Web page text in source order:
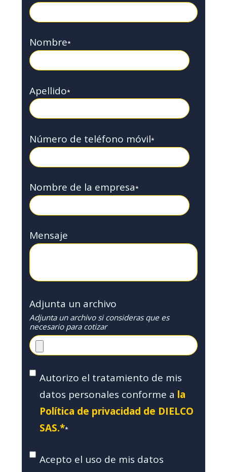
Nombre*
Apellido*
Número de teléfono móvil*
Nombre de la empresa*
Mensaje
Adjunta un archivo
Adjunta un archivo si consideras que es
necesario para cotizar
Autorizo el tratamiento de mis
datos personales conforme a la
Política de privacidad de DIELCO
SAS.**
Acepto el uso de mis datos